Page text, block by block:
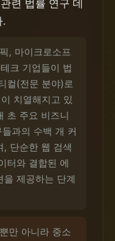
련 법률 연구 데
.
, 마이크로소프
크 기업들이 법
컬(전문 분야)로
치열해지고 있
초 주요 비즈니
과의 수백 개 커
, 단순한 웹 검색
터와 결합된 에
을 제공하는 단계
만 아니라 중소